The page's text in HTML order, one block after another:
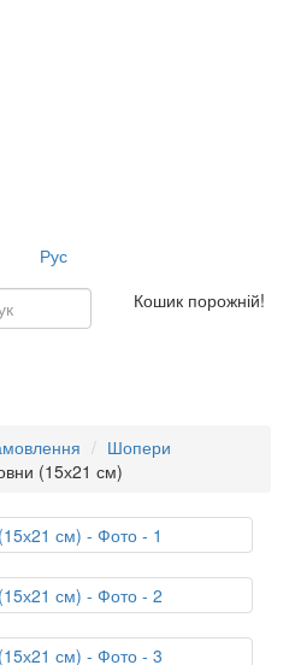
Рус
Кошик порожній!
Шопери
(15х21 см)